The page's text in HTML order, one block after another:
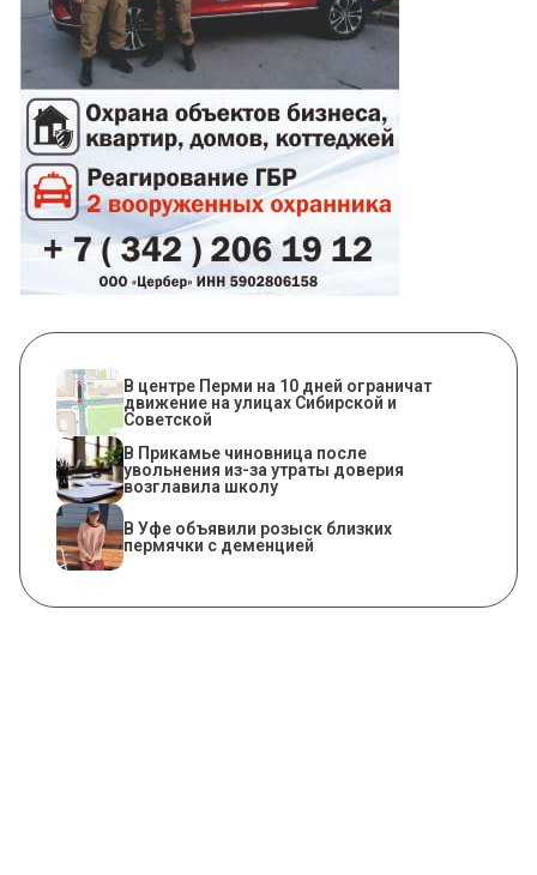
В центре Перми на 10 дней ограничат
движение на улицах Сибирской и
Советской
В Прикамье чиновница после
увольнения из-за утраты доверия
возглавила школу
В Уфе объявили розыск близких
пермячки с деменцией